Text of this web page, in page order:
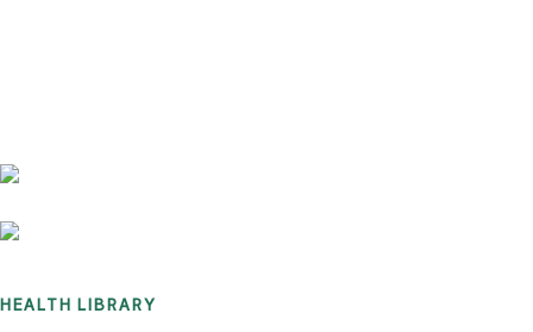
HEALTH LIBRARY